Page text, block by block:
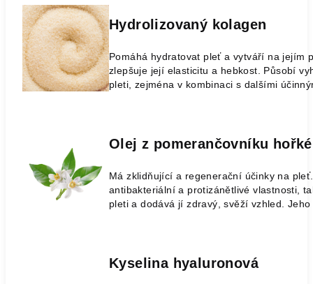
Hydrolizovaný kolagen
Pomáhá hydratovat pleť a vytváří na jejím
zlepšuje její elasticitu a hebkost. Působí
pleti, zejména v kombinaci s dalšími
Olej z pomerančovníku
Má zklidňující a regenerační účinky na
antibakteriální a protizánětlivé vlastnosti,
pleti a dodává jí zdravý, svěží vzhled.
Kyselina hyaluronová